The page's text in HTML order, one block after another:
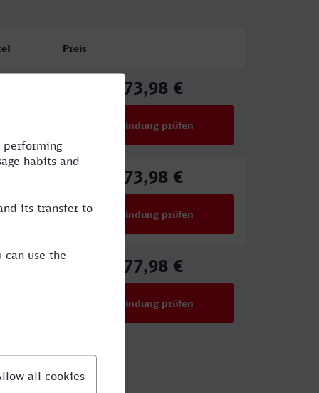
Preis
73,98 €
Verbindung prüfen
73,98 €
Verbindung prüfen
77,98 €
Verbindung prüfen